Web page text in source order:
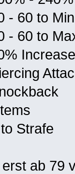
60 to
60 to
Strafe
ab 79